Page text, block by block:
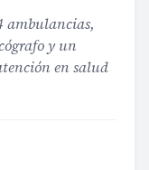
ambulancias,
y un
en salud